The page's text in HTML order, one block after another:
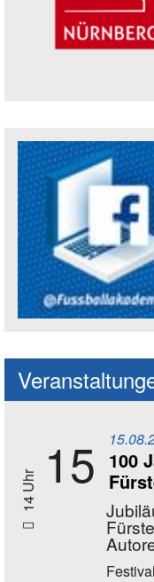
Social Media
14 Uhr 15
100